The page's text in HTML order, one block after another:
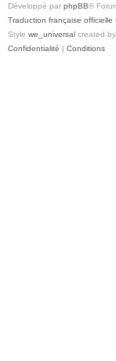
Développé par phpBB®
Traduction française officielle
Style we_universal created
Confidentialité | Conditions